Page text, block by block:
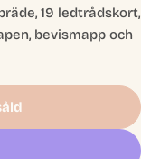
19 ledtrådskort,
bevismapp och
Edition